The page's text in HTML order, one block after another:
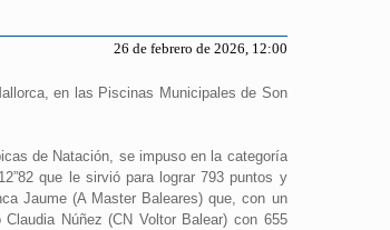
26 de febrero de 2026, 12:00
en las Piscinas Municipales de Son
de Natación, se impuso en la categoría
que le sirvió para lograr 793 puntos y
Jaume (A Master Baleares) que, con un
Núñez (CN Voltor Balear) con 655